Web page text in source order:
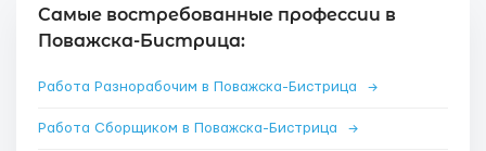
Самые востребованные профессии в
Поважска-Бистрица:
Работа Разнорабочим в Поважска-Бистрица →
Работа Сборщиком в Поважска-Бистрица →